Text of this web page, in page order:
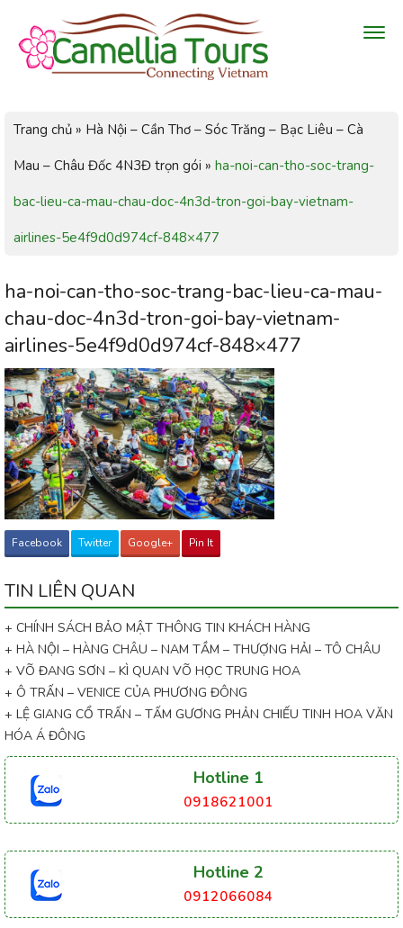
Trang chủ » Hà Nội – Cần Thơ – Sóc Trăng – Bạc Liêu – Cà
Mau – Châu Đốc 4N3Đ trọn gói » ha-noi-can-tho-soc-trang-
bac-lieu-ca-mau-chau-doc-4n3d-tron-goi-bay-vietnam-
airlines-5e4f9d0d974cf-848×477
ha-noi-can-tho-soc-trang-bac-lieu-ca-mau-
chau-doc-4n3d-tron-goi-bay-vietnam-
airlines-5e4f9d0d974cf-848×477
Facebook Twitter Google+ Pin It
TIN LIÊN QUAN
+ CHÍNH SÁCH BẢO MẬT THÔNG TIN KHÁCH HÀNG
+ HÀ NỘI – HÀNG CHÂU – NAM TẦM – THƯỢNG HẢI – TÔ CHÂU
+ VÕ ĐANG SƠN – KÌ QUAN VÕ HỌC TRUNG HOA
+ Ô TRẤN – VENICE CỦA PHƯƠNG ĐÔNG
+ LỆ GIANG CỔ TRẤN – TẤM GƯƠNG PHẢN CHIẾU TINH HOA VĂN
HÓA Á ĐÔNG
Hotline 1
0918621001
Hotline 2
0912066084